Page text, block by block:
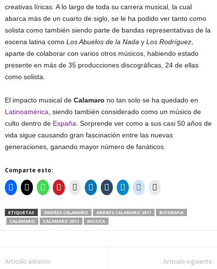
creativas líricas. A lo largo de toda su carrera musical, la cual
abarca más de un cuarto de siglo, se le ha podido ver tanto como
solista como también siendo parte de bandas representativas de la
escena latina como Los Abuelos de la Nada y Los Rodríguez
aparte de colaborar con varios otros músicos, habiendo estado
presente en más de 35 producciones discográficas, 24 de ellas
como solista.
El impacto musical de Calamaro no tan solo se ha quedado en
Latinoamérica , siendo también considerado como un músico de
culto dentro de España . Sorprende ver como a sus casi 50 años de
vida sigue causando gran fascinación entre las nuevas
generaciones, ganando mayor número de fanáticos.
Comparte esto:
ETIQUETAS ANDRES CALAMARO ANDRES CALAMARO 2011
BIOGRAFIA
CALAMARO
CALAMARO 2011 MÚSICA
Artículo anterior Artículo siguiente